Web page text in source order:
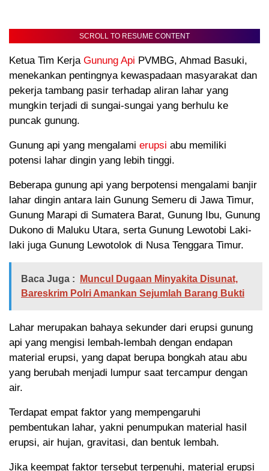
SCROLL TO RESUME CONTENT
Ketua Tim Kerja Gunung Api PVMBG, Ahmad Basuki,
menekankan pentingnya kewaspadaan masyarakat dan
pekerja tambang pasir terhadap aliran lahar yang
mungkin terjadi di sungai-sungai yang berhulu ke
puncak gunung.
Gunung api yang mengalami erupsi abu memiliki
potensi lahar dingin yang lebih tinggi.
Beberapa gunung api yang berpotensi mengalami banjir
lahar dingin antara lain Gunung Semeru di Jawa Timur,
Gunung Marapi di Sumatera Barat, Gunung Ibu, Gunung
Dukono di Maluku Utara, serta Gunung Lewotobi Laki-
laki juga Gunung Lewotolok di Nusa Tenggara Timur.
Baca Juga :
Muncul Dugaan Minyakita Disunat,
Bareskrim Polri Amankan Sejumlah Barang Bukti
Lahar merupakan bahaya sekunder dari erupsi gunung
api yang mengisi lembah-lembah dengan endapan
material erupsi, yang dapat berupa bongkah atau abu
yang berubah menjadi lumpur saat tercampur dengan
air.
Terdapat empat faktor yang mempengaruhi
pembentukan lahar, yakni penumpukan material hasil
erupsi, air hujan, gravitasi, dan bentuk lembah.
Jika keempat faktor tersebut terpenuhi, material erupsi